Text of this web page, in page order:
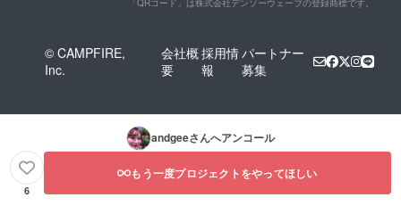
© CAMPFIRE,
Inc.
会社概
要
採用情
報
パートナー
募集
andgeeさんへアンコール
6
もう一度プロジェクトをやってほしい